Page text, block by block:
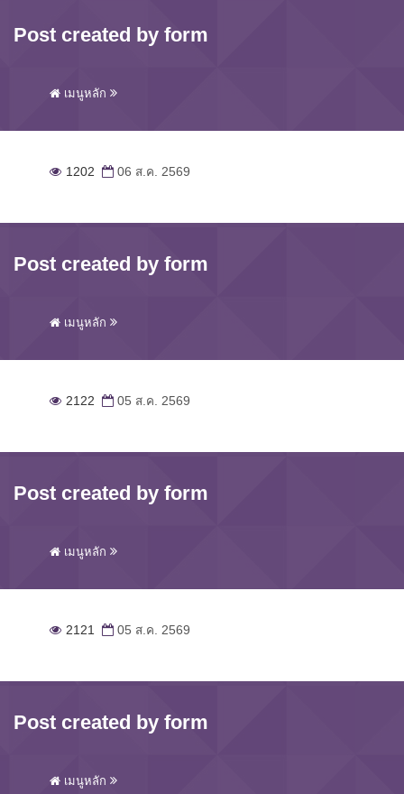
Post created by form
เมนูหลัก
1202 06 ส.ค. 2569
Post created by form
เมนูหลัก
2122 05 ส.ค. 2569
Post created by form
เมนูหลัก
2121 05 ส.ค. 2569
Post created by form
เมนูหลัก